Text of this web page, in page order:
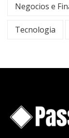
Negocios e
Tecnologia